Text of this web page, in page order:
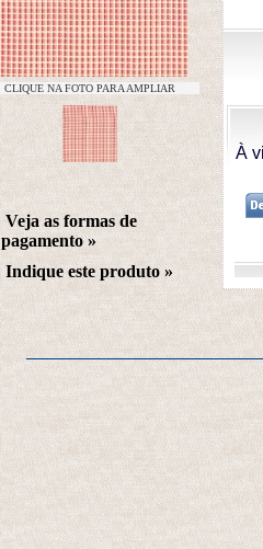
CLIQUE NA FOTO PARA AMPLIAR
À
Veja as formas de
pagamento »
Indique este produto »